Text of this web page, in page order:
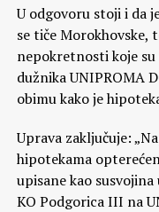
U odgovoru stoji i da
se tiče Morokhovske,
nepokretnosti koje
dužnika UNIPROMA
obimu kako je
Uprava zaključuje:
hipotekama
upisane kao
KO Podgorica III na